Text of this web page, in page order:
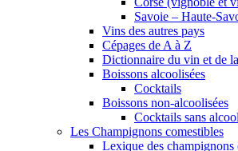
Savoie – Haute-
Vins des autres pays
Cépages de A à Z
Dictionnaire du vin et de
Boissons alcoolisées
Cocktails
Boissons non-alcoolisées
Cocktails sans alcool
Les Champignons comestibles
Lexique des champignons